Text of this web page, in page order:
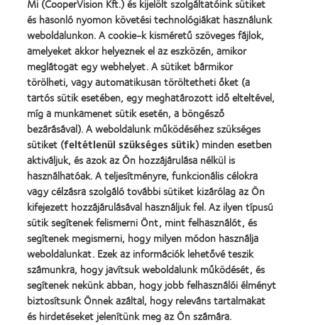
díj
a
legjobb
termékért
–
MyDay™
the
Year”,
2013
more
about
Magyar
Vakok
és
Gyengénlátók
Országos
Szövetsége
Learn
more
about
"BCLA
Award",
2019
Termékeink
Találja meg a lencséjét
Kontaktlencse-technológia
Kontaktlencsék és a látás
Új viselő
Tapasztalt viselő
Blog
Mi (CooperVision Kft.) és kijelölt szolgáltatóink sütiket
és hasonló nyomon követési technológiákat használunk
weboldalunkon. A cookie-k kisméretű szöveges fájlok,
amelyeket akkor helyeznek el az eszközén, amikor
meglátogat egy webhelyet. A sütiket bármikor
törölheti, vagy automatikusan töröltetheti őket (a
tartós sütik esetében, egy meghatározott idő elteltével,
míg a munkamenet sütik esetén, a böngésző
bezárásával). A weboldalunk működéséhez szükséges
sütiket (feltétlenül szükséges sütik) minden esetben
aktiváljuk, és azok az Ön hozzájárulása nélkül is
használhatóak. A teljesítményre, funkcionális célokra
vagy célzásra szolgáló további sütiket kizárólag az Ön
kifejezett hozzájárulásával használjuk fel. Az ilyen típusú
sütik segítenek felismerni Önt, mint felhasználót, és
segítenek megismerni, hogy milyen módon használja
weboldalunkat. Ezek az információk lehetővé teszik
számunkra, hogy javítsuk weboldalunk működését, és
segítenek nekünk abban, hogy jobb felhasználói élményt
biztosítsunk Önnek azáltal, hogy releváns tartalmakat
és hirdetéseket jelenítünk meg az Ön számára.